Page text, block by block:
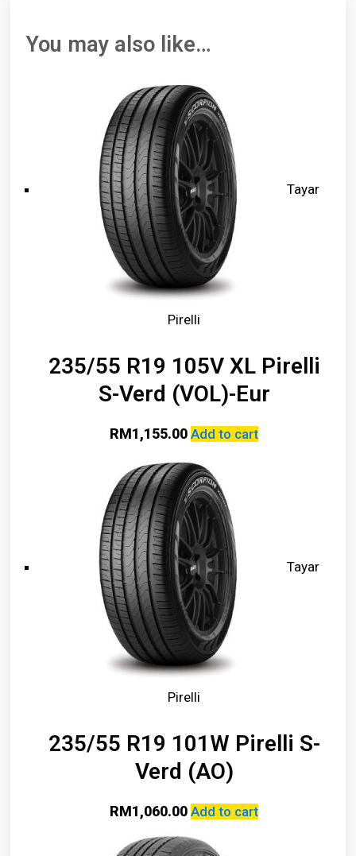
You may also like…
Tayar
Pirelli
235/55 R19 105V XL Pirelli
S-Verd (VOL)-Eur
RM1,155.00 Add to cart
Tayar
Pirelli
235/55 R19 101W Pirelli S-
Verd (AO)
RM1,060.00 Add to cart